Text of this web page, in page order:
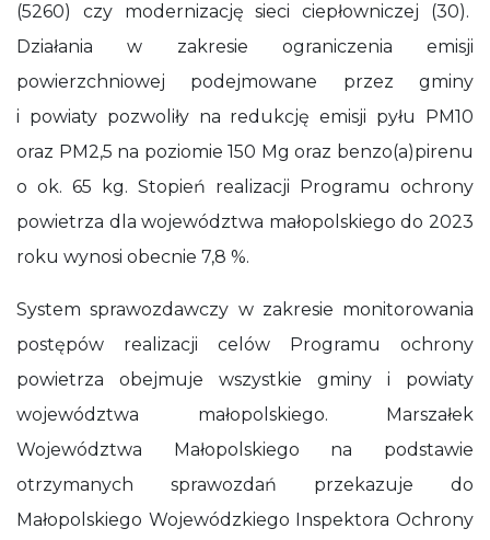
(5260) czy modernizację sieci ciepłowniczej (30).
Działania w zakresie ograniczenia emisji
powierzchniowej podejmowane przez gminy
i powiaty pozwoliły na redukcję emisji pyłu PM10
oraz PM2,5 na poziomie 150 Mg oraz benzo(a)pirenu
o ok. 65 kg. Stopień realizacji Programu ochrony
powietrza dla województwa małopolskiego do 2023
roku wynosi obecnie 7,8 %.
System sprawozdawczy w zakresie monitorowania
postępów realizacji celów Programu ochrony
powietrza obejmuje wszystkie gminy i powiaty
województwa małopolskiego. Marszałek
Województwa Małopolskiego na podstawie
otrzymanych sprawozdań przekazuje do
Małopolskiego Wojewódzkiego Inspektora Ochrony